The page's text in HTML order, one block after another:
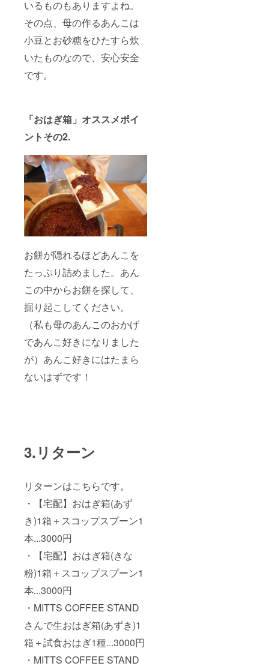
いるものもありますよね。
その点、母の作るあんこは
小豆とお砂糖をひたすら炊
いたものなので、安心安全
です。
「おはぎ箱」オススメポイ
ントその2.
お餅が隠れるほどあんこを
たっぷり詰めました。あん
この中からお餅を探して、
掘り起こしてください。
（私も母のあんこのおかげ
であんこ好きになりました
が）あんこ好きにはたまら
ないはずです！
3.リターン
リターンはこちらです。
・【宅配】おはぎ箱(あず
き)1箱＋スコップスプーン1
本...3000円
・【宅配】おはぎ箱(きな
粉)1箱＋スコップスプーン1
本...3000円
・MITTS COFFEE STAND
さんで生おはぎ箱(あずき)1
箱＋試食おはぎ1種...3000円
・MITTS COFFEE STAND